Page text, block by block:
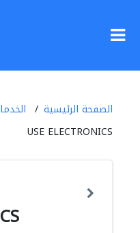
الصفحة الرئيسية
USE ELECTRONICS